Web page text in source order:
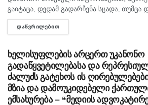
გაიტაცა, დედამ გადარჩენა სცადა, თუმცა
გაიტაცა. ბავშვის ცხედარი ადგილობრივმა
მდინარიდან ამოასვენა. დედის სამძებრო-
ᲓᲐᲬᲕᲠᲘᲚᲔᲑᲘᲗ
ხელისუფლების არცერთ უკანონო
გადაწყვეტილებასა და
ძალუძს გატეხოს ის
მზია და დამოუკიდებელი
ემსახურება – “მედიის